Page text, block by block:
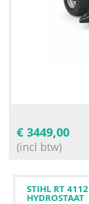
€ 3449,00
(incl btw)
STIHL RT
HYDROSTAAT